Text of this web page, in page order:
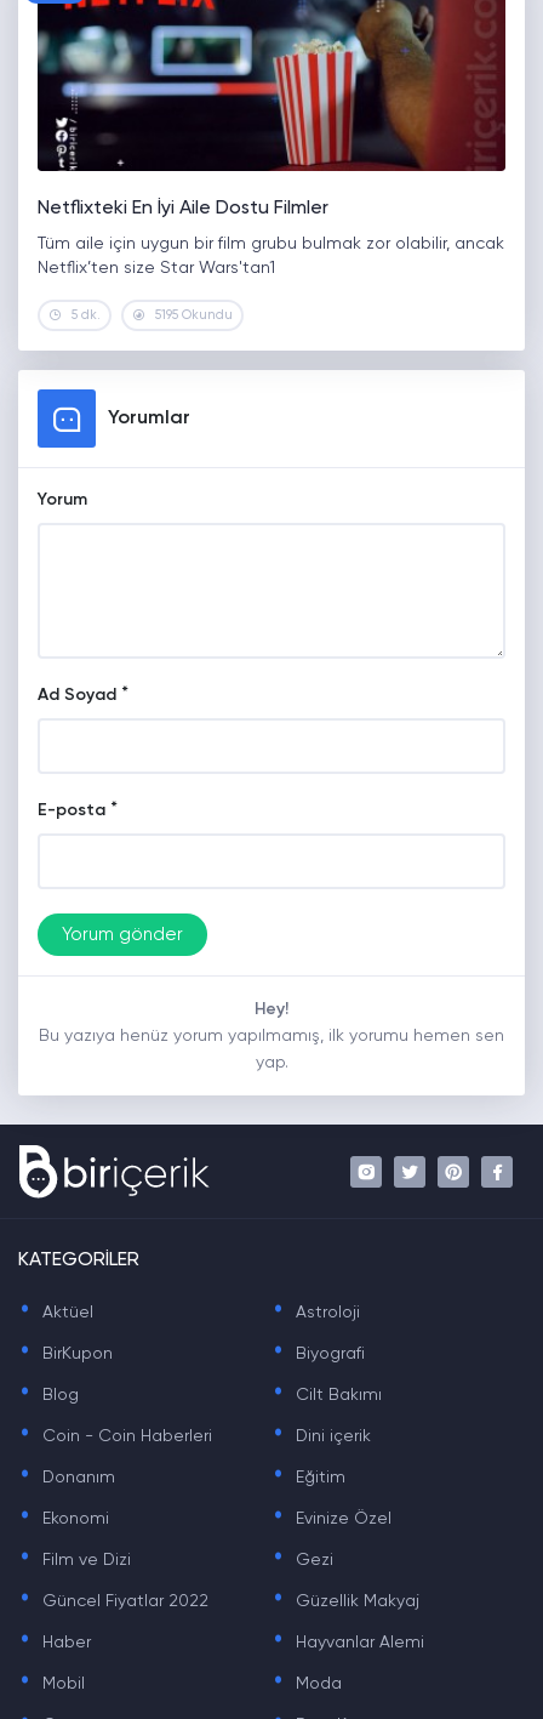
Netflixteki En İyi Aile Dostu Filmler
Tüm aile için uygun bir film grubu bulmak zor olabilir, ancak
Netflix’ten size Star Wars'tan1
5 dk. 5195 Okundu
Yorumlar
Yorum
Ad Soyad *
E-posta *
Hey!
Bu yazıya henüz yorum yapılmamış, ilk yorumu hemen sen
yap.
KATEGORİLER
. Aktüel . Astroloji
. BirKupon . Biyografi
. Blog . Cilt Bakımı
. Coin - Coin Haberleri . Dini içerik
. Donanım . Eğitim
. Ekonomi . Evinize Özel
. Film ve Dizi . Gezi
. Güncel Fiyatlar 2022 . Güzellik Makyaj
. Haber . Hayvanlar Alemi
. Mobil . Moda